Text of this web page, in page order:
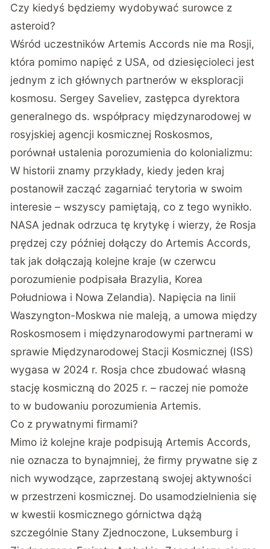
Czy kiedyś będziemy wydobywać surowce z
asteroid?
Wśród uczestników Artemis Accords nie ma Rosji,
która pomimo napięć z USA, od dziesięcioleci jest
jednym z ich głównych partnerów w eksploracji
kosmosu. Sergey Saveliev, zastępca dyrektora
generalnego ds. współpracy międzynarodowej w
rosyjskiej agencji kosmicznej Roskosmos,
porównał ustalenia porozumienia do kolonializmu:
W historii znamy przykłady, kiedy jeden kraj
postanowił zacząć zagarniać terytoria w swoim
interesie – wszyscy pamiętają, co z tego wynikło.
NASA jednak odrzuca tę krytykę i wierzy, że Rosja
prędzej czy później dołączy do Artemis Accords,
tak jak dołączają kolejne kraje (w czerwcu
porozumienie podpisała Brazylia, Korea
Południowa i Nowa Zelandia). Napięcia na linii
Waszyngton-Moskwa nie maleją, a umowa między
Roskosmosem i międzynarodowymi partnerami w
sprawie Międzynarodowej Stacji Kosmicznej (ISS)
wygasa w 2024 r. Rosja chce zbudować własną
stację kosmiczną do 2025 r. – raczej nie pomoże
to w budowaniu porozumienia Artemis.
Co z prywatnymi firmami?
Mimo iż kolejne kraje podpisują Artemis Accords,
nie oznacza to bynajmniej, że firmy prywatne się z
nich wywodzące, zaprzestaną swojej aktywności
w przestrzeni kosmicznej. Do usamodzielnienia się
w kwestii kosmicznego górnictwa dążą
szczególnie Stany Zjednoczone, Luksemburg i